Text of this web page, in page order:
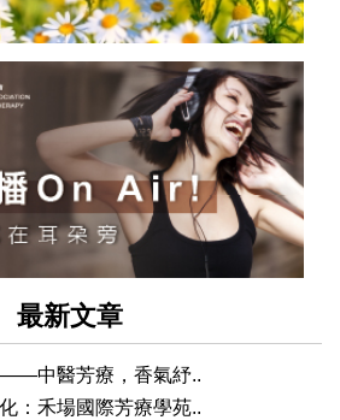
最新文章
中醫芳療，香氣紓..
：禾場國際芳療學苑..